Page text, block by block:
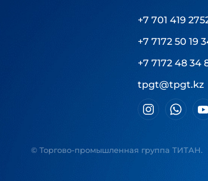
+7 701 419
+7 7172 50 19
+7 7172 48 34
tpgt@tpgt.kz
© Торгово-промышленная группа ТИТАН.